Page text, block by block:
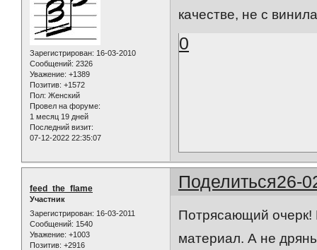
Зарегистрирован: 16-03-2010
Сообщений: 2326
Уважение: +1389
Позитив: +1572
Пол: Женский
Провел на форуме:
1 месяц 19 дней
Последний визит:
07-12-2022 22:35:07
качестве, не с
0
Поделиться26-
feed_the_flame
Участник
Зарегистрирован: 16-03-2011
Сообщений: 1540
Уважение: +1003
Позитив: +2916
Потрясающий очерк!
материал. А не